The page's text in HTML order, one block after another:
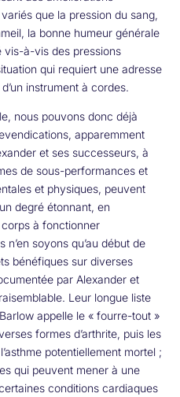
que la pression du sang,
la bonne humeur générale
vis-à-vis des pressions
qui requiert une adresse
instrument à cordes.
nous pouvons donc déjà
apparemment
et ses successeurs, à
de sous-performances et
et physiques, peuvent
degré étonnant, en
à fonctionner
soyons qu’au début de
bénéfiques sur diverses
par Alexander et
Leur longue liste
appelle le « fourre-tout »
formes d’arthrite, puis les
potentiellement mortel ;
qui peuvent mener à une
conditions cardiaques